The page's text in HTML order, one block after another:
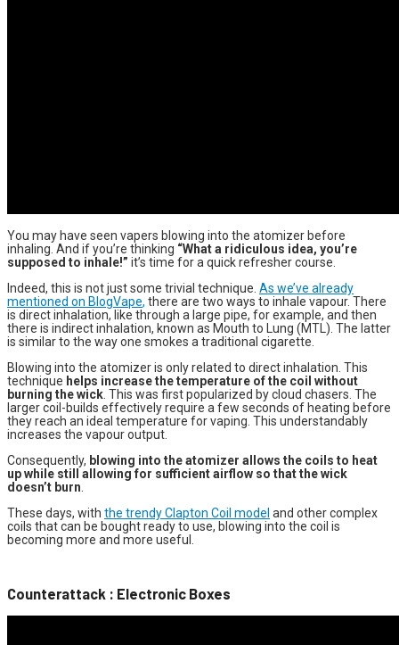
You may have seen vapers blowing into the atomizer before
inhaling. And ifyou’re thinking “What a ridiculous idea, you’re
supposed to inhale!” it’s time for a quick refresher course.
Indeed, this is not just some trivial technique. As we’ve already
mentioned on BlogVape, there are two ways to inhale vapour. There
is direct inhalation, like through a large pipe, for example, and then
there is indirect inhalation, known as Mouth to Lung (MTL). The latter
is similar to the way one smokes a traditional cigarette.
Blowing into the atomizer is only related to direct inhalation. This
technique helps increase the temperature of the coil without
burning the wick This was first popularized by cloud chasers. The
largercoil-builds effectively require a few seconds of heating before
theyreach an ideal temperature for vaping . This understandably
increases the vapour output.
Consequently, blowing into the atomizer allows the coils to heat
up while still allowing for sufficient airflow so that the wick
doesn’t burn
These days, with the trendy Clapton Coil model and other complex
coils that can be bought ready to use, blowing into the coil is
becoming more and more useful.
Counterattack : Electronic Boxes